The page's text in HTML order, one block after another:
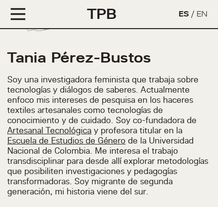
TPB ES / EN
Tania Pérez-Bustos
Soy una investigadora feminista que trabaja sobre
tecnologías y diálogos de saberes. Actualmente
enfoco mis intereses de pesquisa en los haceres
textiles artesanales como tecnologías de
conocimiento y de cuidado. Soy co-fundadora de
Artesanal Tecnológica y profesora titular en la
Escuela de Estudios de Género de la Universidad
Nacional de Colombia. Me interesa el trabajo
transdisciplinar para desde allí explorar metodologías
que posibiliten investigaciones y pedagogías
transformadoras. Soy migrante de segunda
generación, mi historia viene del sur.